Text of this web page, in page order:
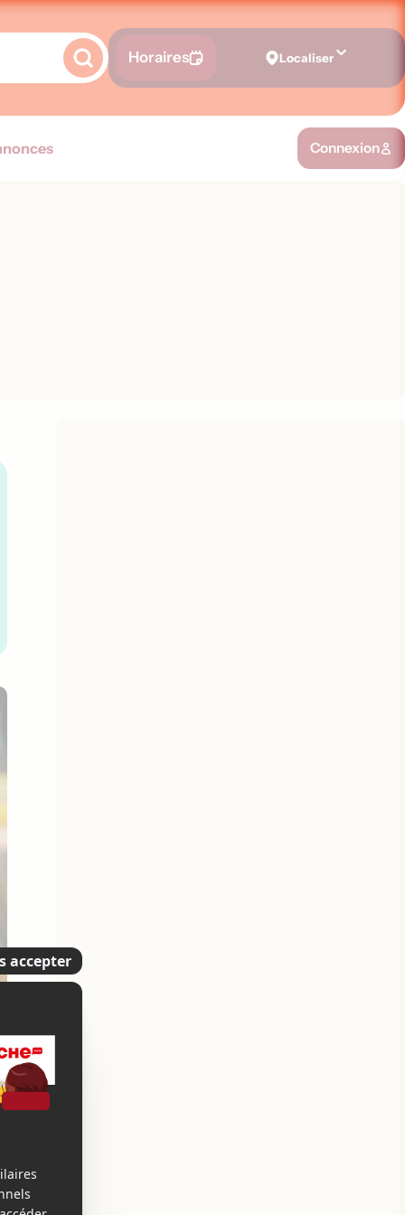
Horaires Localiser
Connexion